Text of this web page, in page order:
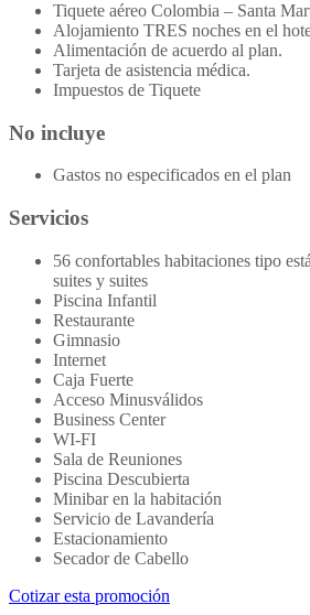
Tiquete aéreo Colombia – Santa
Alojamiento TRES noches en el
Alimentación de acuerdo al plan.
Tarjeta de asistencia médica.
Impuestos de Tiquete
No incluye
Gastos no especificados en el plan
Servicios
56 confortables habitaciones tipo
suites y suites
Piscina Infantil
Restaurante
Gimnasio
Internet
Caja Fuerte
Acceso Minusválidos
Business Center
WI-FI
Sala de Reuniones
Piscina Descubierta
Minibar en la habitación
Servicio de Lavandería
Estacionamiento
Secador de Cabello
Cotizar esta promoción